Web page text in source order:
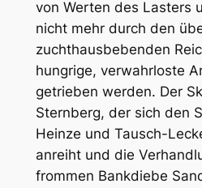
von Werten des Lasters
nicht mehr durch den
zuchthausbebenden
hungrige, verwahrloste
getrieben werden. Der
Sternberg, der sich den
Heinze und Tausch-
anreiht und die
frommen Bankdiebe